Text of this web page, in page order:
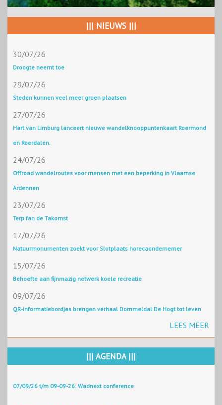
||| NIEUWS |||
30/07/26
Droogte neemt toe
29/07/26
Steden kunnen veel meer groen plaatsen
27/07/26
Hart van Limburg lanceert nieuwe wandelknooppuntenkaart Roermond
en Roerdalen.
24/07/26
Offroad wandelroutes voor mensen met een beperking in Vlaamse
Ardennen
23/07/26
Terp fan de Takomst
17/07/26
Natuurmonumenten zoekt voor Slotplaats horecaondernemer
15/07/26
Behoefte aan fijnmazig netwerk koele recreatie
09/07/26
QR-informatiebordjes brengen verhaal Dommeldal De Hogt tot leven
LEES MEER
||| AGENDA |||
07/09/26 t/m 09-09-26: Wadnext conference